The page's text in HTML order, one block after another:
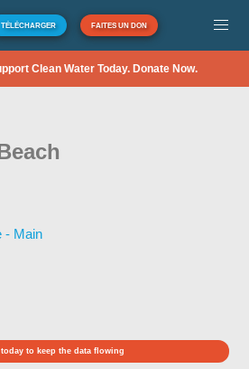
TÉLÉCHARGER FAITES UN DON
Clean Water Today. Donate Now.
- Main
today to keep the data flowing